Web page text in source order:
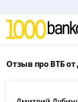
Отзыв про ВТБ